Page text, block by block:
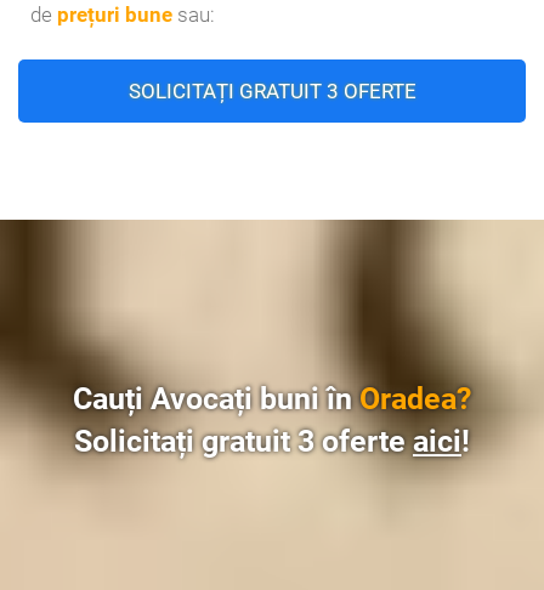
de prețuri bune sau:
SOLICITAȚI GRATUIT 3 OFERTE
Cauți Avocați buni în Oradea?
Solicitați gratuit 3 oferteaici!